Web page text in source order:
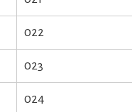
022
023
024